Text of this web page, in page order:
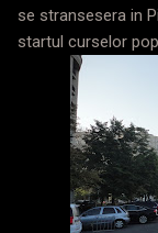
se stransesera in
startul curselor